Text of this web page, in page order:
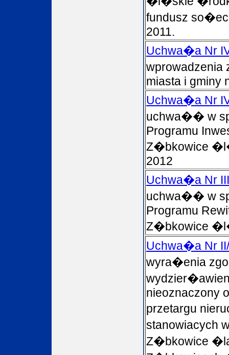
fundusz
2011.
Uchwa�a Nr
wprowadzenia
miasta i gminy
Uchwa�a Nr
uchwa�� w
Programu
Z�bkowice
2012
Uchwa�a Nr
uchwa�� w
Programu
Z�bkowice
Uchwa�a Nr
wyra�enia
nieoznaczony
przetargu
stanowiacych
Z�bkowice